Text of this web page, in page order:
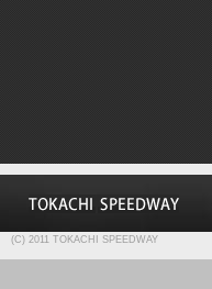
(C) 2011 TOKACHI SPEEDWAY